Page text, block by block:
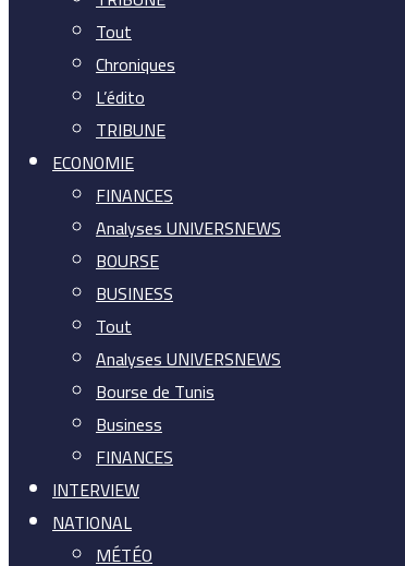
Tout
Chroniques
L’édito
TRIBUNE
ECONOMIE
FINANCES
Analyses UNIVERSNEWS
BOURSE
BUSINESS
Tout
Analyses UNIVERSNEWS
Bourse de Tunis
Business
FINANCES
INTERVIEW
NATIONAL
MÉTÉO